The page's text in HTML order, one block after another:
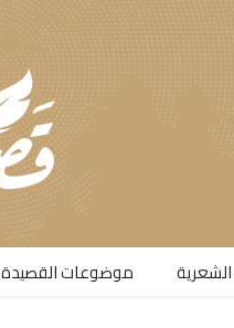
موضوعات القصيدة​